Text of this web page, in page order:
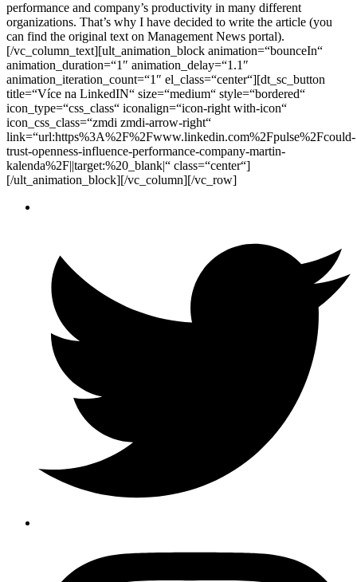
performance and company’s productivity in many different
organizations. That’s why I have decided to write the article (you
can find the original text on Management News portal).
[/vc_column_text][ult_animation_block animation=“bounceIn“
animation_duration=“1″ animation_delay=“1.1″
animation_iteration_count=“1″ el_class=“center“][dt_sc_button
title=“Více na LinkedIN“ size=“medium“ style=“bordered“
icon_type=“css_class“ iconalign=“icon-right with-icon“
icon_css_class=“zmdi zmdi-arrow-right“
link=“url:https%3A%2F%2Fwww.linkedin.com%2Fpulse%2Fcould-
trust-openness-influence-performance-company-martin-
kalenda%2F||target:%20_blank|“ class=“center“]
[/ult_animation_block][/vc_column][/vc_row]